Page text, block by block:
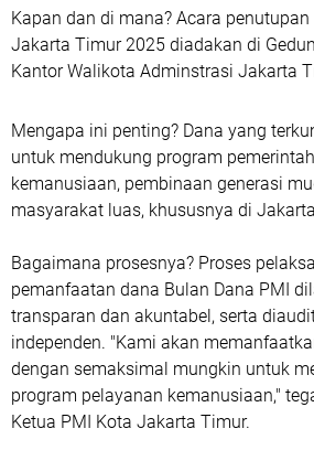
Kapan dan di mana? Acara
Jakarta Timur 2025 diadakan di
Kantor Walikota Adminstrasi Jakarta
Mengapa ini penting? Dana yang
untuk mendukung program
kemanusiaan, pembinaan generasi
masyarakat luas, khususnya di
Bagaimana prosesnya? Proses
pemanfaatan dana Bulan Dana PMI
transparan dan akuntabel, serta
independen. "Kami akan
dengan semaksimal mungkin untuk
program pelayanan kemanusiaan,"
Ketua PMI Kota Jakarta Timur.